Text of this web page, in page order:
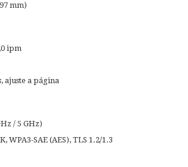
mm)
ipm
ajuste a página
/ 5 GHz)
WPA3-SAE (AES), TLS 1.2/1.3